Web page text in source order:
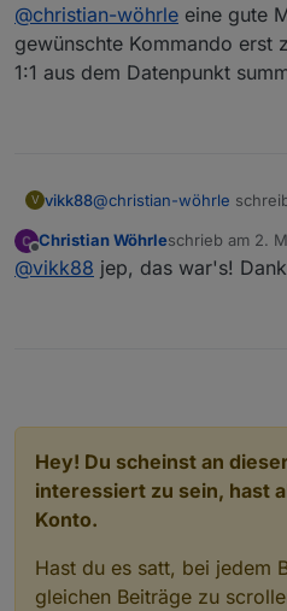
@christian-wöhrle eine gute
gewünschte Kommando erst
1:1 aus dem Datenpunkt
V vikk88@christian-wöhrle
Offline
Christian Wöhrleschrieb am 2.
zuletzt editiert
@vikk88 jep, das war's!
Hey! Du scheinst an
interessiert zu sein, hast
Konto.
Hast du es satt, bei jedem
gleichen Beiträge zu